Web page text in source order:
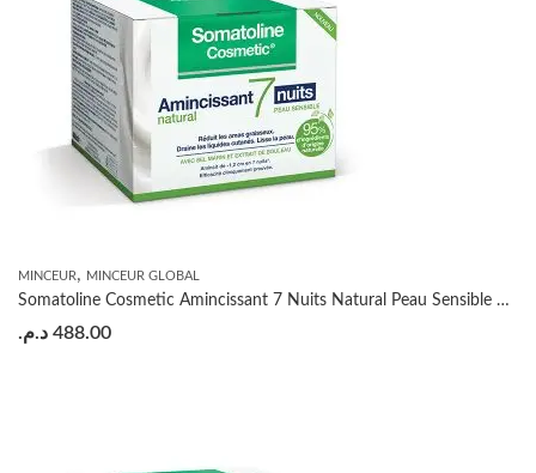
MINCEUR, MINCEUR GLOBAL
Somatoline Cosmetic Amincissant 7 Nuits Natural Peau Sensible 400ml
488.00 د.م.